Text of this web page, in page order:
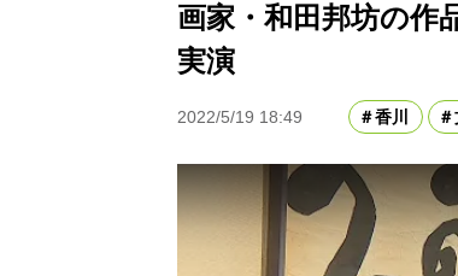
画家・和田邦坊の
実演
2022/5/19 18:49 香川